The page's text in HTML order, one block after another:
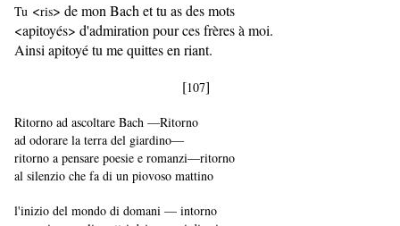
Tu <ris> de mon Bach et tu as des mots
<apitoyés> d'admiration pour ces frères à moi.
Ainsi apitoyé tu me quittes en riant.
[107]
Ritorno ad ascoltare Bach —Ritorno
ad odorare la terra del giardino—
ritorno a pensare poesie e romanzi—ritorno
al silenzio che fa di un piovoso mattino
l'inizio del mondo di domani — intorno